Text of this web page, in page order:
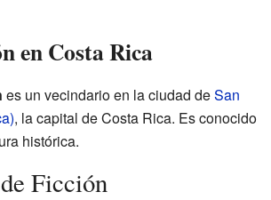
en Costa Rica
es un vecindario en la ciudad deSan
, la capital de Costa Rica. Es conocido
histórica.
Ficción